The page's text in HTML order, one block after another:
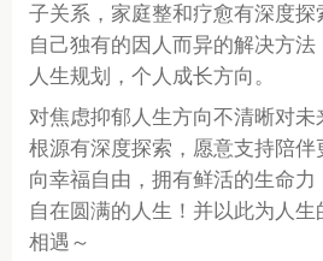
子关系，家庭整和疗愈有深度探
自己独有的因人而异的解决方法
人生规划，个人成长方向。
对焦虑抑郁人生方向不清晰对
根源有深度探索，愿意支持陪
向幸福自由，拥有鲜活的生命力
自在圆满的人生！并以此为人
相遇～